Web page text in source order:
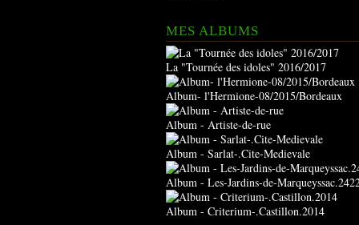
MES ALBUMS
La "Tournée des idoles" 2016/2017
Album- l'Hermione-08/2015/Bordeaux
Album - Artiste-de-rue
Album - Sarlat-.Cite-Medievale
Album - Les-Jardins-de-
Album - Criterium-.Castillon.2014